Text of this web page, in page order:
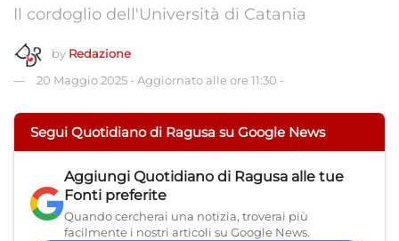
Il cordoglio dell'Università di Catania
by Redazione
20 Maggio 2025 - Aggiornato alle ore 11:30 -
Segui Quotidiano di Ragusa su Google News
Aggiungi Quotidiano di Ragusa alle tue
Fonti preferite
Quando cercherai una notizia, troverai più
facilmente i nostri articoli su Google News.